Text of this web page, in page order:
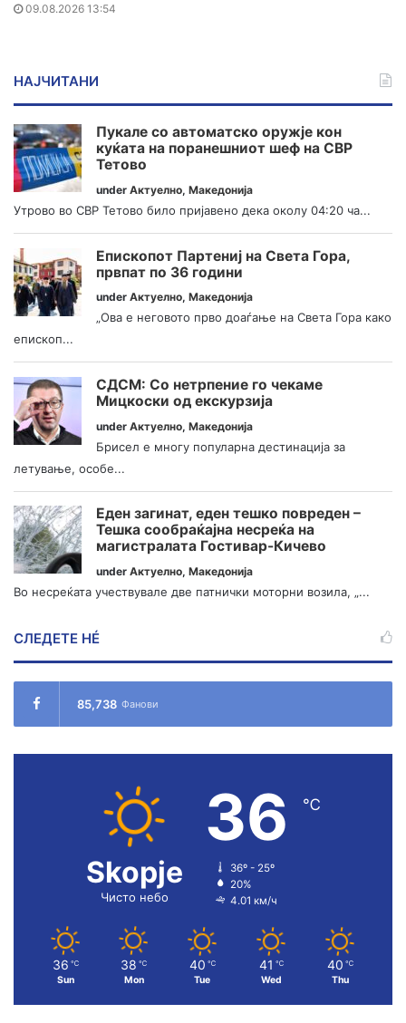
09.08.2026 13:54
НАЈЧИТАНИ
Пукале со автоматско оружје кон
куќата на поранешниот шеф на СВР
Тетово
under Актуелно, Македонија
Утрово во СВР Тетово било пријавено дека околу 04:20 ча...
Епископот Партениј на Света Гора,
првпат по 36 години
under Актуелно, Македонија
„Ова е неговото прво доаѓање на Света Гора како
епископ...
СДСМ: Со нетрпение го чекаме
Мицкоски од екскурзија
under Актуелно, Македонија
Брисел е многу популарна дестинација за
летување, особе...
Еден загинат, еден тешко повреден –
Тешка сообраќајна несреќа на
магистралата Гостивар-Кичево
under Актуелно, Македонија
Во несреќата учествувале две патнички моторни возила, „...
СЛЕДЕТЕ НÉ
85,738 Фанови
Skopje
Чисто небо
36 ℃
36º - 25º
20%
4.01 км/ч
36 ℃
Sun
38 ℃
Mon
40 ℃
Tue
41 ℃
Wed
40 ℃
Thu